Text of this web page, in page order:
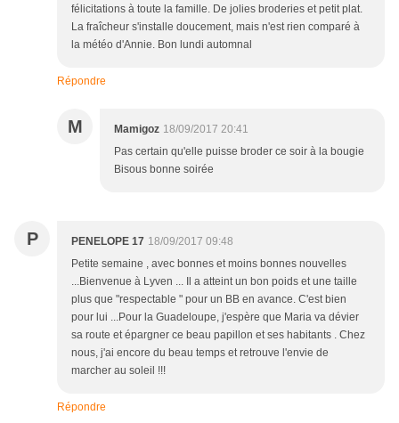
félicitations à toute la famille. De jolies broderies et petit plat.
La fraîcheur s'installe doucement, mais n'est rien comparé à
la météo d'Annie. Bon lundi automnal
Répondre
M Mamigoz 18/09/2017 20:41
Pas certain qu'elle puisse broder ce soir à la bougie
Bisous bonne soirée
P PENELOPE 17 18/09/2017 09:48
Petite semaine , avec bonnes et moins bonnes nouvelles
...Bienvenue à Lyven ... Il a atteint un bon poids et une taille
plus que "respectable " pour un BB en avance. C'est bien
pour lui ...Pour la Guadeloupe, j'espère que Maria va dévier
sa route et épargner ce beau papillon et ses habitants . Chez
nous, j'ai encore du beau temps et retrouve l'envie de
marcher au soleil !!!
Répondre